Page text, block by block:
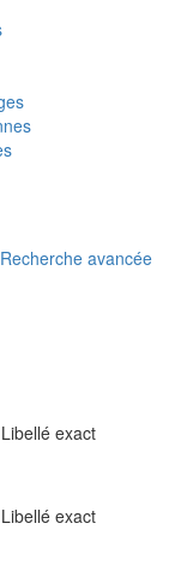
Recherche avancée
Libellé exact
Libellé exact